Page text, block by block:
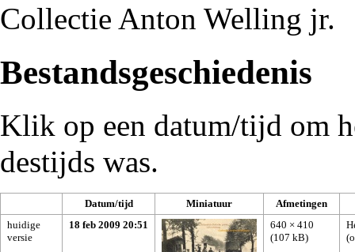
Collectie Anton Welling jr.
Bestandsgeschiedenis
Klik op een datum/tijd om
destijds was.
Datum/tijd Miniatuur
Afmetingen
huidige
versie
18 feb 2009 20:51
640 × 410
(107 kB)
(